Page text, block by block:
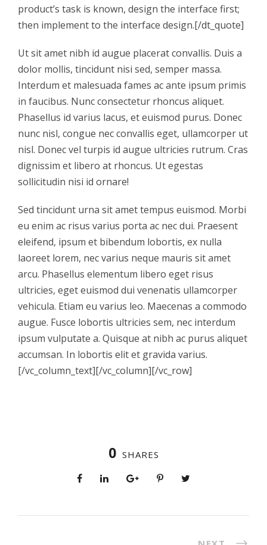
product’s task is known, design the interface first;
then implement to the interface design.[/dt_quote]
Ut sit amet nibh id augue placerat convallis. Duis a
dolor mollis, tincidunt nisi sed, semper massa.
Interdum et malesuada fames ac ante ipsum primis
in faucibus. Nunc consectetur rhoncus aliquet.
Phasellus id varius lacus, et euismod purus. Donec
nunc nisl, congue nec convallis eget, ullamcorper ut
nisl. Donec vel turpis id augue ultricies rutrum. Cras
dignissim et libero at rhoncus. Ut egestas
sollicitudin nisi id ornare!
Sed tincidunt urna sit amet tempus euismod. Morbi
eu enim ac risus varius porta ac nec dui. Praesent
eleifend, ipsum et bibendum lobortis, ex nulla
laoreet lorem, nec varius neque mauris sit amet
arcu. Phasellus elementum libero eget risus
ultricies, eget euismod dui venenatis ullamcorper
vehicula. Etiam eu varius leo. Maecenas a commodo
augue. Fusce lobortis ultricies sem, nec interdum
ipsum vulputate a. Quisque at nibh ac purus aliquet
accumsan. In lobortis elit et gravida varius.
[/vc_column_text][/vc_column][/vc_row]
0 SHARES